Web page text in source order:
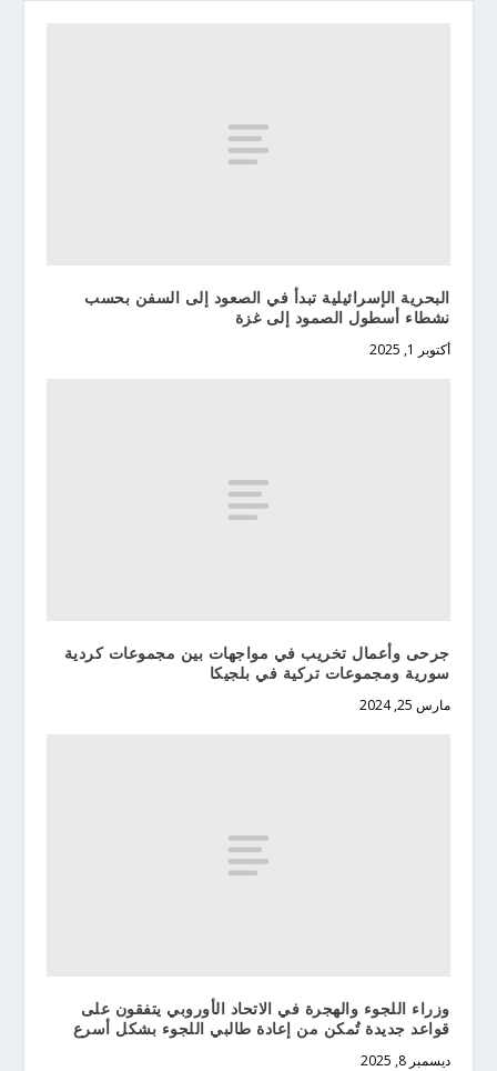
البحرية الإسرائيلية تبدأ في الصعود إلى السفن بحسب
نشطاء أسطول الصمود إلى غزة
أكتوبر 1, 2025
جرحى وأعمال تخريب في مواجهات بين مجموعات كردية
سورية ومجموعات تركية في بلجيكا
مارس 25, 2024
وزراء اللجوء والهجرة في الاتحاد الأوروبي يتفقون على
قواعد جديدة تُمكن من إعادة طالبي اللجوء بشكل أسرع
ديسمبر 8, 2025